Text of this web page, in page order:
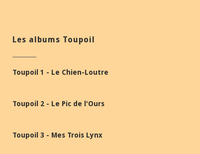
Les albums Toupoil
Toupoil 1 - Le Chien-Loutre
Toupoil 2 - Le Pic de l'Ours
Toupoil 3 - Mes Trois Lynx